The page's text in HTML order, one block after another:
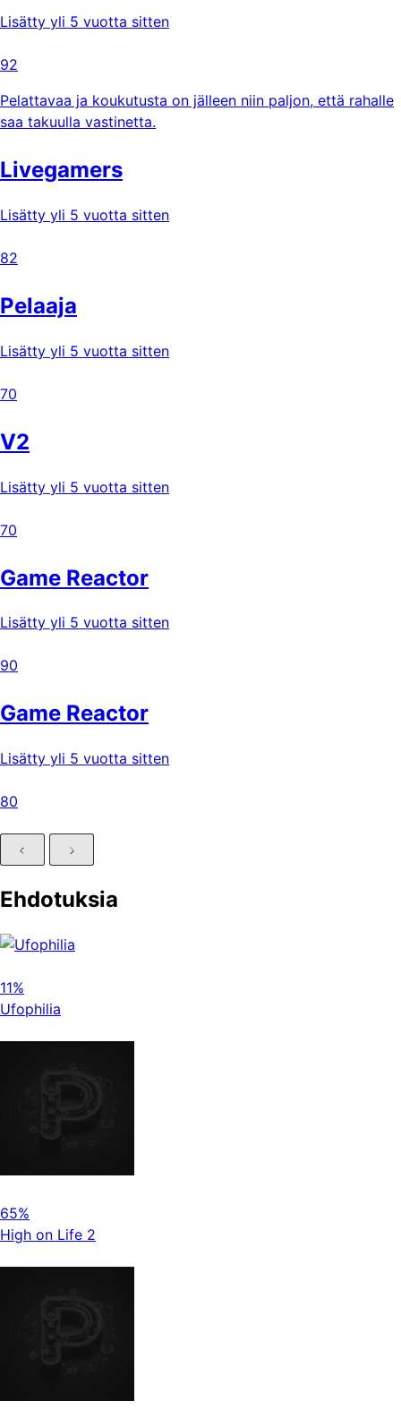
Lisätty yli 5 vuotta sitten
92
Pelattavaa ja koukutusta on jälleen niin paljon, että rahalle
saa takuulla vastinetta.
Livegamers
Lisätty yli 5 vuotta sitten
82
Pelaaja
Lisätty yli 5 vuotta sitten
70
V2
Lisätty yli 5 vuotta sitten
70
Game Reactor
Lisätty yli 5 vuotta sitten
90
Game Reactor
Lisätty yli 5 vuotta sitten
80
Ehdotuksia
11%
Ufophilia
65%
High on Life 2